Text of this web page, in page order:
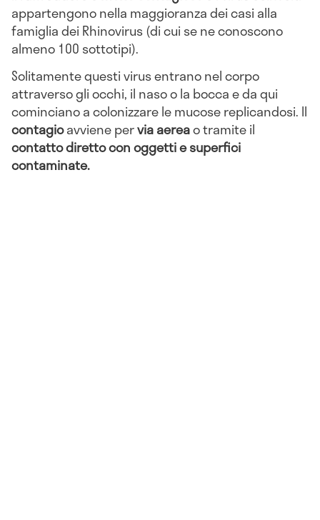
appartengono nella maggioranza dei casi alla
famiglia dei Rhinovirus (di cui se ne conoscono
almeno 100 sottotipi).
Solitamente questi virus entrano nel corpo
attraverso gli occhi, il naso o la bocca e da qui
cominciano a colonizzare le mucose replicandosi. Il
contagioavviene pervia aereao tramite il
contatto diretto con oggetti e superfici
contaminate.